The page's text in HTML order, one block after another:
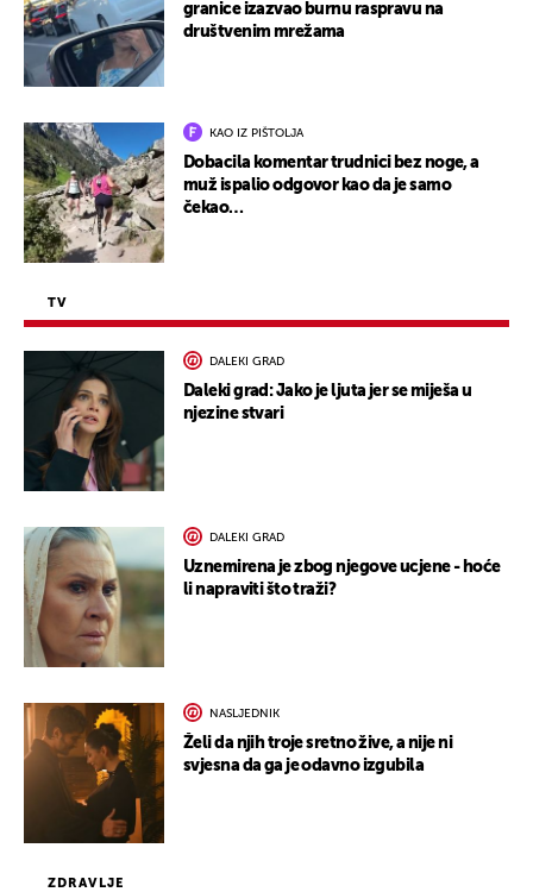
ZDRAVLJE
granice izazvao burnu raspravu na
društvenim mrežama
KAO IZ PIŠTOLJA
Dobacila komentar trudnici bez noge, a
muž ispalio odgovor kao da je samo
čekao…
TV
DALEKI GRAD
Daleki grad: Jako je ljuta jer se miješa u
njezine stvari
DALEKI GRAD
Uznemirena je zbog njegove ucjene - hoće
li napraviti što traži?
NASLJEDNIK
Želi da njih troje sretno žive, a nije ni
svjesna da ga je odavno izgubila